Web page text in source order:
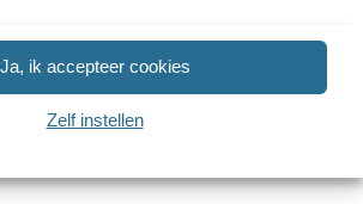
Ja, ik accepteer cookies
Zelf instellen
Zijn strenge oom verbant hem
vindt Luca een prachtig stuk stof
spreuk is
zo de oplossing die de winkel kan